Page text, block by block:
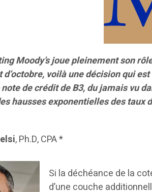
Moody’s joue pleinement son
d’octobre, voilà une décision qui
de crédit de B3, du jamais vu
hausses exponentielles des taux
, Ph.D, CPA *
Si la déchéance de la
d’une couche